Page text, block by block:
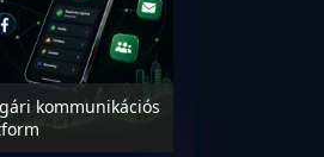
kommunikációs